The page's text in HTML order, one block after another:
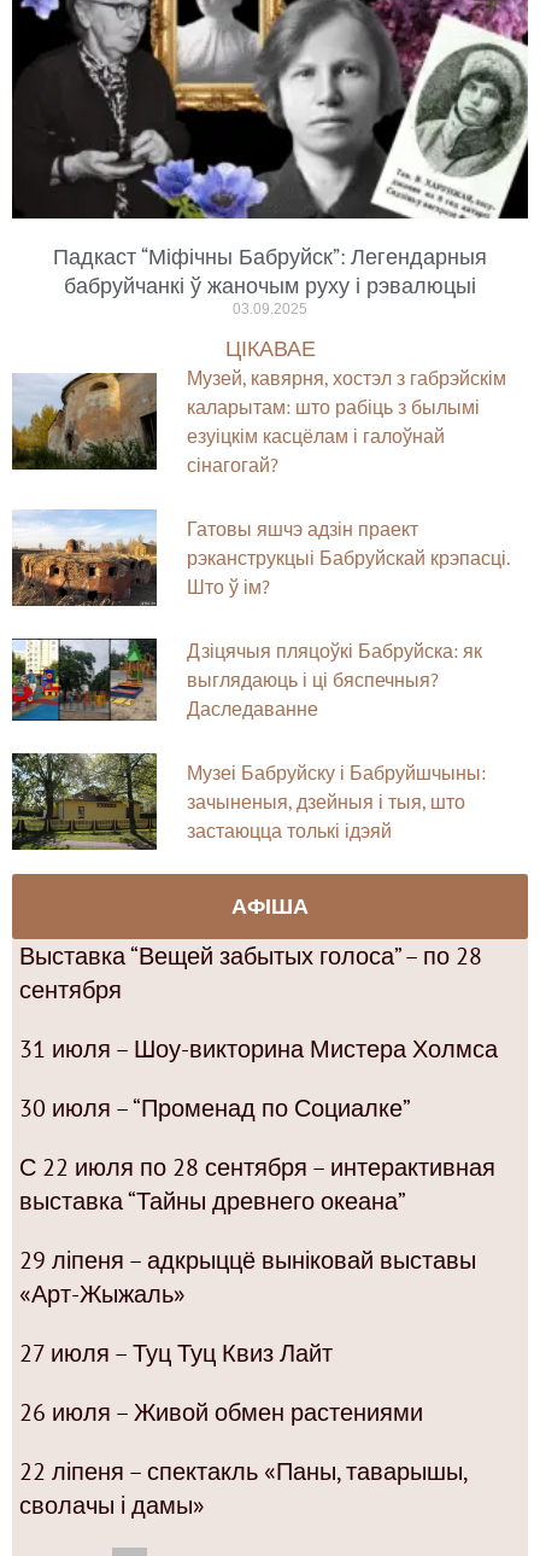
Падкаст “Міфічны Бабруйск”: Легендарныя
бабруйчанкі ў жаночым руху і рэвалюцыі
03.09.2025
ЦІКАВАЕ
Музей, кавярня, хостэл з габрэйскім
каларытам: што рабіць з былымі
езуіцкім касцёлам і галоўнай
сінагогай?
Гатовы яшчэ адзін праект
рэканструкцыі Бабруйскай крэпасці.
Што ў ім?
Дзіцячыя пляцоўкі Бабруйска: як
выглядаюць і ці бяспечныя?
Даследаванне
Музеі Бабруйску і Бабруйшчыны:
зачыненыя, дзейныя і тыя, што
застаюцца толькі ідэяй
АФІША
Выставка “Вещей забытых голоса” – по 28
сентября
31 июля – Шоу-викторина Мистера Холмса
30 июля – “Променад по Социалке”
С 22 июля по 28 сентября – интерактивная
выставка “Тайны древнего океана”
29 ліпеня – адкрыццё выніковай выставы
«Арт-Жыжаль»
27 июля – Туц Туц Квиз Лайт
26 июля – Живой обмен растениями
22 ліпеня – спектакль «Паны, таварышы,
сволачы і дамы»